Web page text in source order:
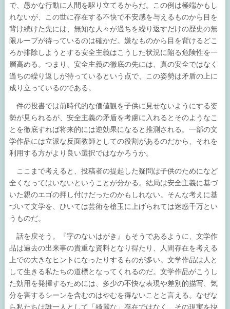
で、愚かな行動に人間を駆り立てるからだ。この例は極端かもし
れないが、この世に存在する不快で不安感を与えるものから目を
背け続けた先には、無知な人々が過ちを繰り返すだけの歴史の無
限ループが待っているのは確かだ。嫌なものから目を背けるどこ
ろか排除しようとする安全主義はこうした状況に陥る危険性を一
層高める。つまり、安全主義の徹底の先には、真の安全ではなく
過ちの繰り返しが待っているという点で、この姿勢は矛盾の上に
成り立っているのである。
件の投書では前時代的な価値観を子供に見せないようにする姿
勢が見られるが、安全主義の矛盾を考慮に入れるとそのようなこ
とを徹底すれば将来的には逆効果になると推測される。一部の文
学作品には立派な反面教師としての役割があるのだから、それを
利用する方がより良い選択ではなかろうか。
ここまで考えると、投稿者の提起した疑問は子供のためになど
全くなってはいないということが分かる。結局は安全主義に基づ
いた親のエゴの押し付けだったのかもしれない。そんな考えに基
づいて文学を、ひいては芸術を槍玉に上げられては迷惑千万とい
うものだ。
話を戻そう。『字のないはがき』もそうであるように、文学作
品は過去の出来事の貴重な資料となり得たり、人間存在を考える
上での大きなヒントになったりするものが多い。文学作品は人と
して生きる私たちの道標となってくれるのだ。文学作品がこうし
た効用を発揮するためには、多少の不快な表現や差別的描写、気
分を害するシーンを含むのはやむを得ないことと言える。なぜな
ら私たちは誰一人として「綺麗な」存在ではなく、その現実を抉